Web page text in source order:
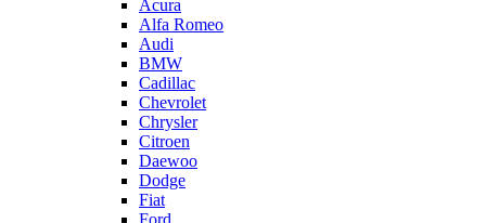
Acura
Alfa Romeo
Audi
BMW
Cadillac
Chevrolet
Chrysler
Citroen
Daewoo
Dodge
Fiat
Ford